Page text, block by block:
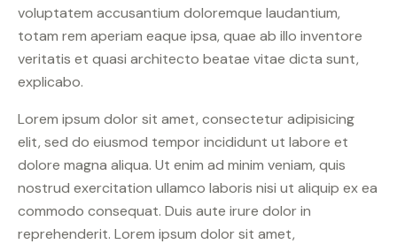
voluptatem accusantium doloremque laudantium,
totam rem aperiam eaque ipsa, quae ab illo inventore
veritatis et quasi architecto beatae vitae dicta sunt,
explicabo.
Lorem ipsum dolor sit amet, consectetur adipisicing
elit, sed do eiusmod tempor incididunt ut labore et
dolore magna aliqua. Ut enim ad minim veniam, quis
nostrud exercitation ullamco laboris nisi ut aliquip ex ea
commodo consequat. Duis aute irure dolor in
reprehenderit. Lorem ipsum dolor sit amet,